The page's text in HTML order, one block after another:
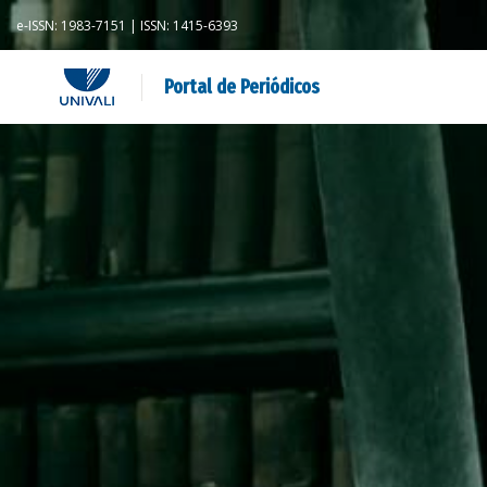
e-ISSN: 1983-7151 | ISSN: 1415-6393
Portal de Periódicos